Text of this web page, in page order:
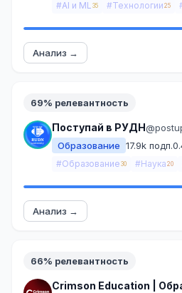
#AI и ML 35 #Технологии 25
Анализ →
69% релевантность
Поступай в РУДН
Образование 17.9k подп.
#Образование 30 #Наука 20
Анализ →
66% релевантность
Crimson Education |